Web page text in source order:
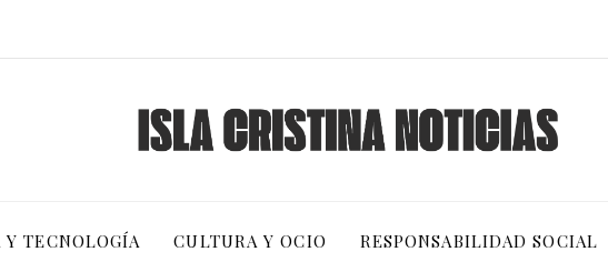
TECNOLOGÍA CULTURA Y OCIO RESPONSABILIDAD SOCIAL